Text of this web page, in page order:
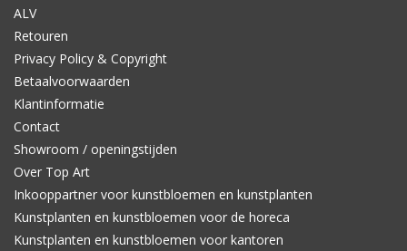
ALV
Retouren
Privacy Policy & Copyright
Betaalvoorwaarden
Klantinformatie
Contact
Showroom / openingstijden
Over Top Art
Inkooppartner voor kunstbloemen en kunstplanten
Kunstplanten en kunstbloemen voor de horeca
Kunstplanten en kunstbloemen voor kantoren